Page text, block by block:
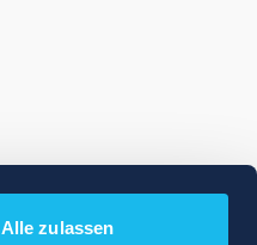
Alle zulassen